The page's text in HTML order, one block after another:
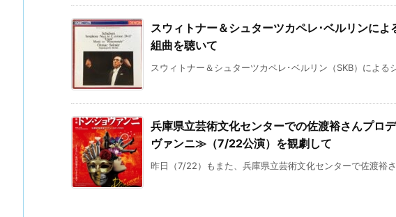
スウィトナー＆シュターツカペレ･ベルリンに
組曲を聴いて
スウィトナー＆シュターツカペレ･ベルリン（SKB）によ
兵庫県立芸術文化センターでの佐渡裕さんプロ
ヴァンニ≫（7/22公演）を観劇して
昨日（7/22）もまた、兵庫県立芸術文化センターで佐渡裕